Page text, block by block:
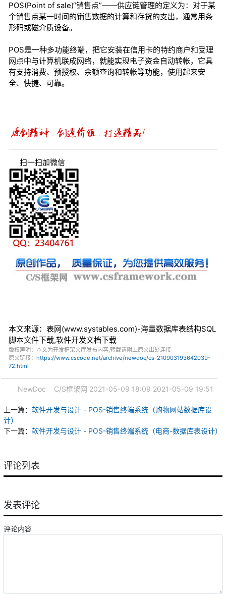
POS(Point of sale)“销售点”——供应链管理的定义为：对于某
个销售点某一时间的销售数据的计算和存货的支出，通常用条
形码或磁介质设备。
POS是一种多功能终端，把它安装在信用卡的特约商户和受理
网点中与计算机联成网络，就能实现电子资金自动转帐，它具
有支持消费、预授权、余额查询和转帐等功能，使用起来安
全、快捷、可靠。
扫一扫加微信
本文来源：表网(www.systables.com)-海量数据库表结构SQL
脚本文件下载,软件开发文档下载
版权声明：本文为开发框架文库发布内容,转载请附上原文出处连接
原文链接： https://www.cscode.net/archive/newdoc/cs-210903193642039-
72.html
NewDoc C/S框架网 2021-05-09 18:09 2021-05-09 19:51
上一篇： 软件开发与设计 - POS-销售终端系统（购物网站数据库设
计）
下一篇： 软件开发与设计 - POS-销售终端系统（电商-数据库表设计）
评论列表
发表评论
评论内容